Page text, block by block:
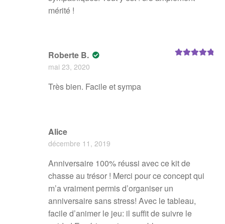
mérité !
Roberte B.
mai 23, 2020
Très bien. Facile et sympa
Alice
décembre 11, 2019
Anniversaire 100% réussi avec ce kit de
chasse au trésor ! Merci pour ce concept qui
m’a vraiment permis d’organiser un
anniversaire sans stress! Avec le tableau,
facile d’animer le jeu: il suffit de suivre le